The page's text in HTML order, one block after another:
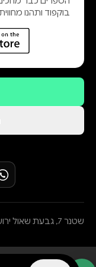
בוקפוד ותהנו
שטנר 7, גבעת שאול ירושלים |